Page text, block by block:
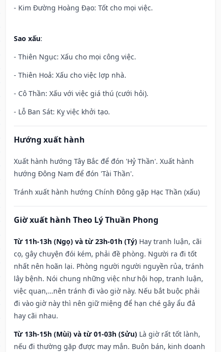
- Kim Đường Hoàng Đạo: Tốt cho mọi việc.
Sao xấu:
- Thiên Ngục: Xấu cho mọi công việc.
- Thiên Hoả: Xấu cho việc lợp nhà.
- Cô Thần: Xấu với việc giá thú (cưới hỏi).
- Lỗ Ban Sát: Kỵ việc khởi tạo.
Hướng xuất hành
Xuất hành hướng Tây Bắc để đón 'Hỷ Thần'. Xuất hành
hướng Đông Nam để đón 'Tài Thần'.
Tránh xuất hành hướng Chính Đông gặp Hạc Thần (xấu)
Giờ xuất hành Theo Lý Thuần Phong
Từ 11h-13h (Ngọ) và từ 23h-01h (Tý) Hay tranh luận, cãi
cọ, gây chuyện đói kém, phải đề phòng. Người ra đi tốt
nhất nên hoãn lại. Phòng người người nguyền rủa, tránh
lây bệnh. Nói chung những việc như hội họp, tranh luận,
việc quan,…nên tránh đi vào giờ này. Nếu bắt buộc phải
đi vào giờ này thì nên giữ miệng để hạn ché gây ẩu đả
hay cãi nhau.
Từ 13h-15h (Mùi) và từ 01-03h (Sửu) Là giờ rất tốt lành,
nếu đi thường gặp được may mắn. Buôn bán, kinh doanh